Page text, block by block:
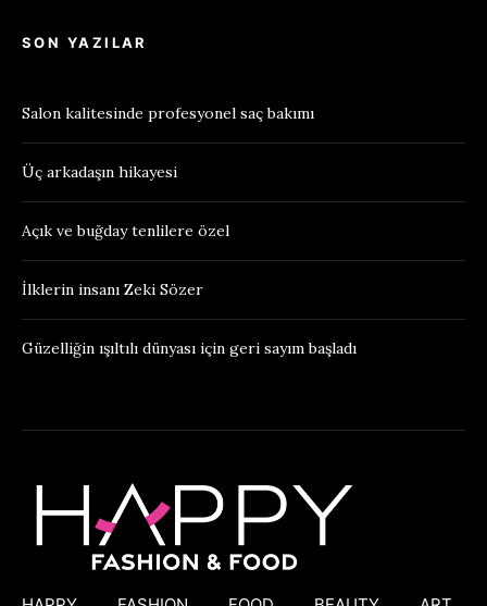
SON YAZILAR
Salon kalitesinde profesyonel saç bakımı
Üç arkadaşın hikayesi
Açık ve buğday tenlilere özel
İlklerin insanı Zeki Sözer
Güzelliğin ışıltılı dünyası için geri sayım başladı